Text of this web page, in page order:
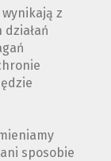
z
sposobie